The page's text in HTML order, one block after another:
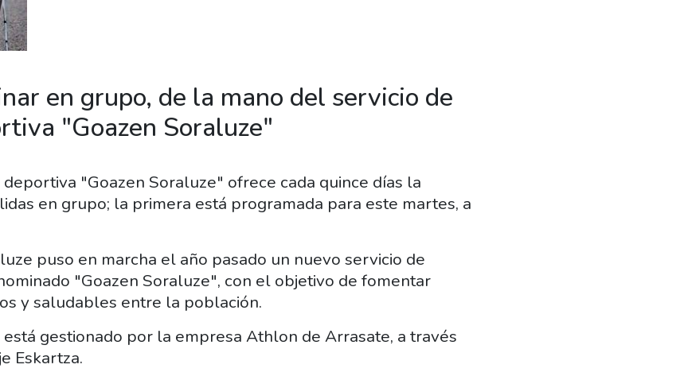
en grupo, de la mano del servicio de
"Goazen Soraluze"
"Goazen Soraluze" ofrece cada quince días la
en grupo; la primera está programada para este martes, a
puso en marcha el año pasado un nuevo servicio de
"Goazen Soraluze", con el objetivo de fomentar
y saludables entre la población.
gestionado por la empresa Athlon de Arrasate, a través
Eskartza.